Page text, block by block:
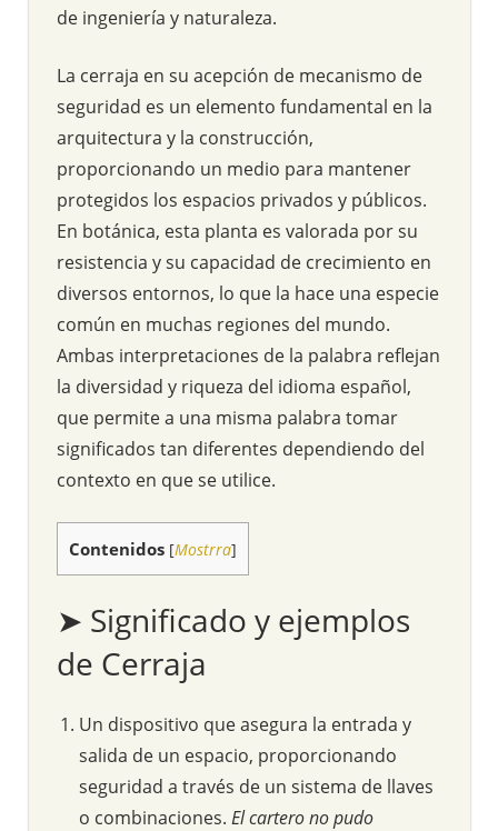
de ingeniería y naturaleza.
La cerraja en su acepción de mecanismo de
seguridad es un elemento fundamental en la
arquitectura y la construcción,
proporcionando un medio para mantener
protegidos los espacios privados y públicos.
En botánica, esta planta es valorada por su
resistencia y su capacidad de crecimiento en
diversos entornos, lo que la hace una especie
común en muchas regiones del mundo.
Ambas interpretaciones de la palabra reflejan
la diversidad y riqueza del idioma español,
que permite a una misma palabra tomar
significados tan diferentes dependiendo del
contexto en que se utilice.
Contenidos [Mostrra]
➤ Significado y ejemplos
de Cerraja
Un dispositivo que asegura la entrada y
salida de un espacio, proporcionando
seguridad a través de un sistema de llaves
o combinaciones. El cartero no pudo